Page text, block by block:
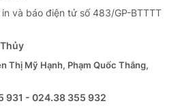
và báo điện tử số 483/GP-BTTTT
Thị Mỹ Hạnh, Phạm Quốc Thắng,
931 - 024.38 355 932